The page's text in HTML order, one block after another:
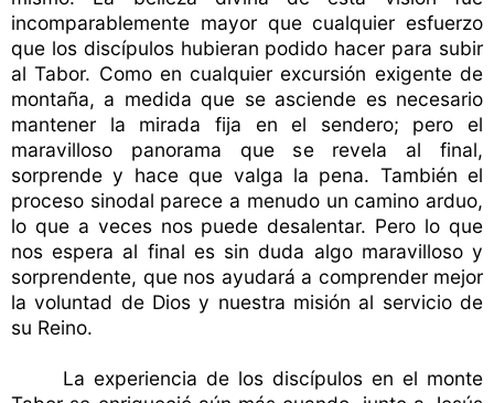
incomparablemente mayor que cualquier esfuerzo
que los discípulos hubieran podido hacer para subir
al Tabor. Como en cualquier excursión exigente de
montaña, a medida que se asciende es necesario
mantener la mirada fija en el sendero; pero el
maravilloso panorama que se revela al final,
sorprende y hace que valga la pena. También el
proceso sinodal parece a menudo un camino arduo,
lo que a veces nos puede desalentar. Pero lo que
nos espera al final es sin duda algo maravilloso y
sorprendente, que nos ayudará a comprender mejor
la voluntad de Dios y nuestra misión al servicio de
su Reino.
La experiencia de los discípulos en el monte